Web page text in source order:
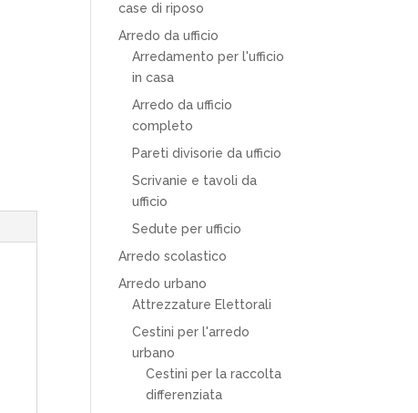
case di riposo
Arredo da ufficio
Arredamento per l'ufficio
in casa
Arredo da ufficio
completo
Pareti divisorie da ufficio
Scrivanie e tavoli da
ufficio
Sedute per ufficio
Arredo scolastico
Arredo urbano
Attrezzature Elettorali
Cestini per l'arredo
urbano
Cestini per la raccolta
differenziata